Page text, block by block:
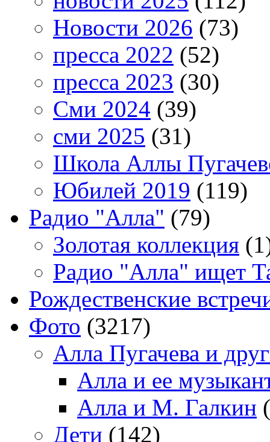
Новости 2026 (73)
пресса 2022 (52)
пресса 2023 (30)
Сми 2024 (39)
сми 2025 (31)
Школа Аллы
Юбилей 2019 (119)
Радио "Алла" (79)
Золотая коллекция
Радио "Алла" ищет
Рождественские
Фото (3217)
Алла Пугачева и
Алла и ее
Алла и М. Галкин
Дети (142)